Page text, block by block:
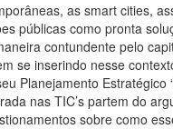
as smart cities,
públicas como pronta
contundente pelo
se inserindo nesse
Planejamento
nas TIC’s partem do
sobre como